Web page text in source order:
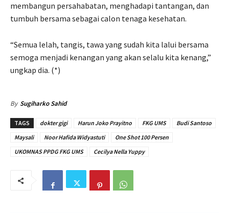
membangun persahabatan, menghadapi tantangan, dan
tumbuh bersama sebagai calon tenaga kesehatan.
“Semua lelah, tangis, tawa yang sudah kita lalui bersama
semoga menjadi kenangan yang akan selalu kita kenang,”
ungkap dia. (*)
By Sugiharko Sahid
TAGS dokter gigi Harun Joko Prayitno FKG UMS
Budi Santoso
Maysali
Noor Hafida Widyastuti
One Shot 100 Persen
UKOMNAS PPDG FKG UMS
Cecilya Nella Yuppy